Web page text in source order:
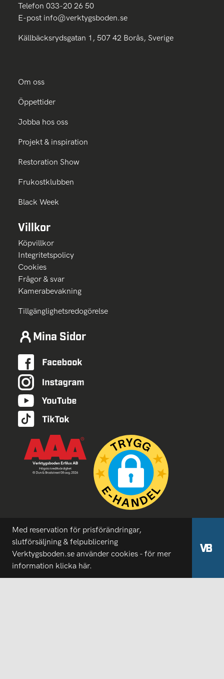
Telefon 033-20 26 50
E-post info@verktygsboden.se
Källbäcksrydsgatan 1, 507 42 Borås, Sverige
Om oss
Öppettider
Jobba hos oss
Projekt & inspiration
Restoration Show
Frukostklubben
Black Week
Villkor
Köpvillkor
Integritetspolicy
Cookies
Frågor & svar
Kamerabevakning
Tillgänglighetsredogörelse
Mina Sidor
Med reservation för prisförändringar,
slutförsäljning & felpublicering
Verktygsboden.se använder cookies - för mer
information klicka här.